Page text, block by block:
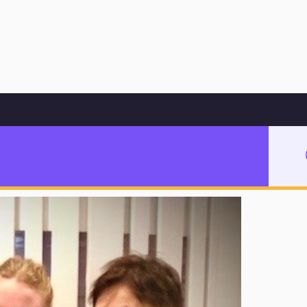
Hoppa till innehåll
mellan